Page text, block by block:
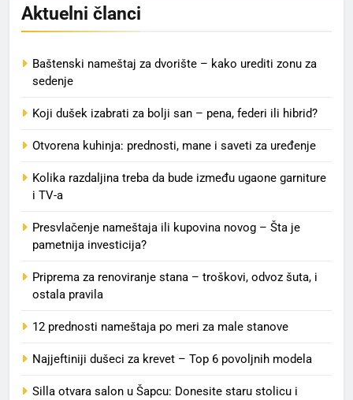
Aktuelni članci
Baštenski nameštaj za dvorište – kako urediti zonu za
sedenje
Koji dušek izabrati za bolji san – pena, federi ili hibrid?
Otvorena kuhinja: prednosti, mane i saveti za uređenje
Kolika razdaljina treba da bude između ugaone garniture
i TV-a
Presvlačenje nameštaja ili kupovina novog – Šta je
pametnija investicija?
Priprema za renoviranje stana – troškovi, odvoz šuta, i
ostala pravila
12 prednosti nameštaja po meri za male stanove
Najjeftiniji dušeci za krevet – Top 6 povoljnih modela
Silla otvara salon u Šapcu: Donesite staru stolicu i